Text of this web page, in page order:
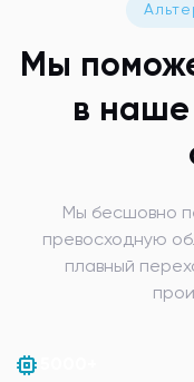
Мы
в
Мы бесшовно
превосходную
плавный